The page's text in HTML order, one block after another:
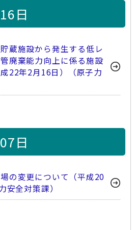
日
蔵施設から発生する低レ
廃棄能力向上に係る施設
22年2月16日）（原子力
日
の変更について（平成20
安全対策課）